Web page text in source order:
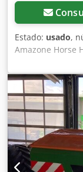
Estado: usado,
Amazone Horse
1,50 m *
Enganche de 3
Rodillos de
Toma de fuerza
vaciado
rpm * Indicador
Robrjck -----
WhatsApp
o necesita más